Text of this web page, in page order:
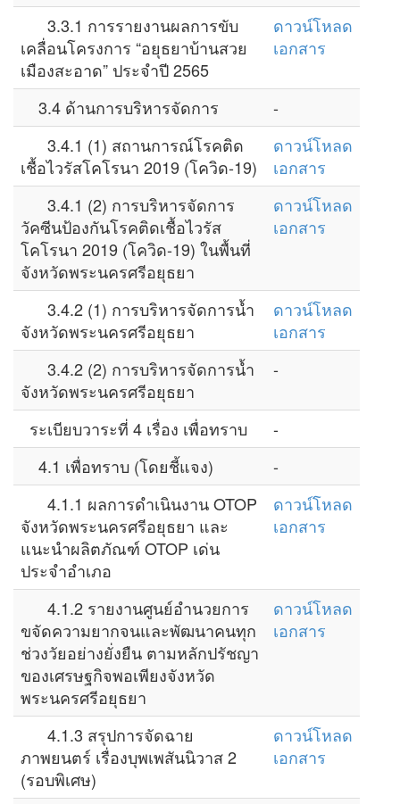
3.3.1 การรายงานผลการขับ
เคลื่อนโครงการ “อยุธยาบ้านสวย
เมืองสะอาด” ประจำปี 2565
ดาวน์โหลด
เอกสาร
3.4 ด้านการบริหารจัดการ
-
3.4.1 (1) สถานการณ์โรคติด
เชื้อไวรัสโคโรนา 2019 (โควิด-19)
ดาวน์โหลด
เอกสาร
3.4.1 (2) การบริหารจัดการ
วัคซีนป้องกันโรคติดเชื้อไวรัส
โคโรนา 2019 (โควิด-19) ในพื้นที่
จังหวัดพระนครศรีอยุธยา
ดาวน์โหลด
เอกสาร
3.4.2 (1) การบริหารจัดการน้ำ
จังหวัดพระนครศรีอยุธยา
ดาวน์โหลด
เอกสาร
3.4.2 (2) การบริหารจัดการน้ำ
จังหวัดพระนครศรีอยุธยา
-
ระเบียบวาระที่ 4 เรื่อง เพื่อทราบ
-
4.1 เพื่อทราบ (โดยชี้แจง)
-
4.1.1 ผลการดำเนินงาน OTOP
จังหวัดพระนครศรีอยุธยา และ
แนะนำผลิตภัณฑ์ OTOP เด่น
ประจำอำเภอ
ดาวน์โหลด
เอกสาร
4.1.2 รายงานศูนย์อำนวยการ
ขจัดความยากจนและพัฒนาคนทุก
ช่วงวัยอย่างยั่งยืน ตามหลักปรัชญา
ของเศรษฐกิจพอเพียงจังหวัด
พระนครศรีอยุธยา
ดาวน์โหลด
เอกสาร
4.1.3 สรุปการจัดฉาย
ภาพยนตร์ เรื่องบุพเพสันนิวาส 2
(รอบพิเศษ)
ดาวน์โหลด
เอกสาร